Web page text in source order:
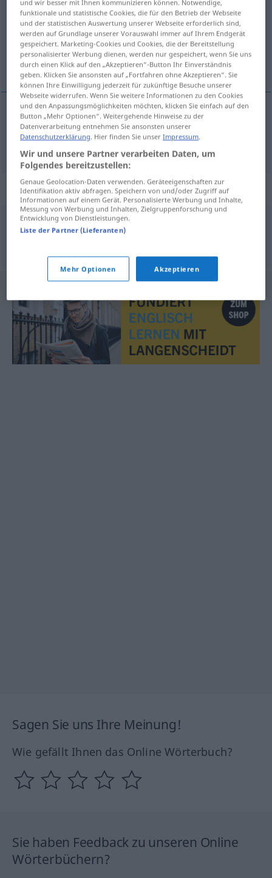
Übersicht aller Übersetzungen
(Für mehr Details die Übersetzung anklicken/antippen)
margin
margin Seitenrand BUCHDRUCK
Beispielsätze für "Seitenrand"
unterer Seitenrand
Sagen Sie uns Ihre Meinung!
Wie gefällt Ihnen das Online Wörterbuch?
Sie haben Feedback zu unseren Online
Wörterbüchern?
und wir besser mit Ihnen kommunizieren können. Notwendige,
funktionale und statistische Cookies, die für den Betrieb der Webseite
und der statistischen Auswertung unserer Webseite erforderlich sind,
werden auf Grundlage unserer Vorauswahl immer auf Ihrem Endgerät
gespeichert. Marketing-Cookies und Cookies, die der Bereitstellung
personalisierter Werbung dienen, werden nur gespeichert, wenn Sie uns
durch einen Klick auf den „Akzeptieren“-Button Ihr Einverständnis
geben. Klicken Sie ansonsten auf „Fortfahren ohne Akzeptieren“. Sie
können Ihre Einwilligung jederzeit für zukünftige Besuche unserer
Webseite widerrufen. Wenn Sie weitere Informationen zu den Cookies
und den Anpassungsmöglichkeiten möchten, klicken Sie einfach auf den
Button „Mehr Optionen“. Weitergehende Hinweise zu der
Datenverarbeitung entnehmen Sie ansonsten unserer
Datenschutzerklärung. Hier finden Sie unserImpressum.
Wir und unsere Partner verarbeiten Daten, um
Folgendes bereitzustellen:
Genaue Geolocation-Daten verwenden. Geräteeigenschaften zur
Identifikation aktiv abfragen. Speichern von und/oder Zugriff auf
Informationen auf einem Gerät. Personalisierte Werbung und Inhalte,
Messung von Werbung und Inhalten, Zielgruppenforschung und
Entwicklung von Dienstleistungen.
Liste der Partner (Lieferanten)
Mehr Optionen Akzeptieren